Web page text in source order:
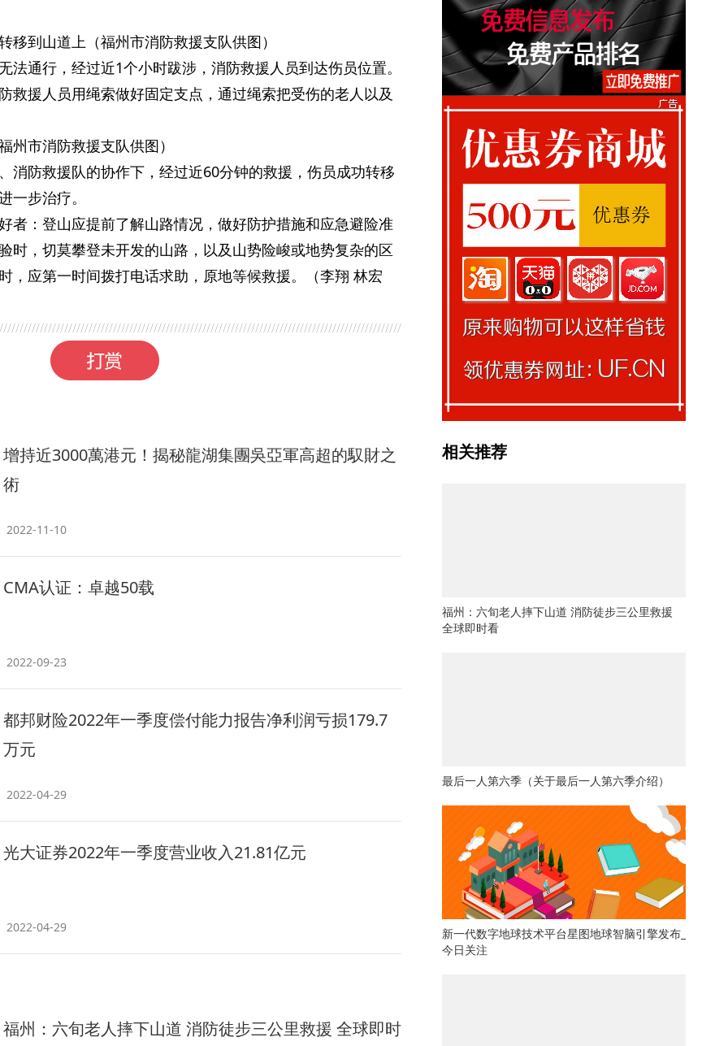
移到山道上（福州市消防救援支队供图）
法通行，经过近1个小时跋涉，消防救援人员到达伤员位置。
救援人员用绳索做好固定支点，通过绳索把受伤的老人以及
州市消防救援支队供图）
消防救援队的协作下，经过近60分钟的救援，伤员成功转移
一步治疗。
者：登山应提前了解山路情况，做好防护措施和应急避险准
时，切莫攀登未开发的山路，以及山势险峻或地势复杂的区
，应第一时间拨打电话求助，原地等候救援。（李翔 林宏
增持近3000萬港元！揭秘龍湖集團吳亞軍高超的馭財之
術
2022-11-10
CMA认证：卓越50载
2022-09-23
都邦财险2022年一季度偿付能力报告净利润亏损179.7
万元
2022-04-29
光大证券2022年一季度营业收入21.81亿元
2022-04-29
福州：六旬老人摔下山道 消防徒步三公里救援 全球即时
相关推荐
福州：六旬老人摔下山道 消防徒步三公里救援
全球即时看
最后一人第六季（关于最后一人第六季介绍）
新一代数字地球技术平台星图地球智脑引擎发布_
今日关注